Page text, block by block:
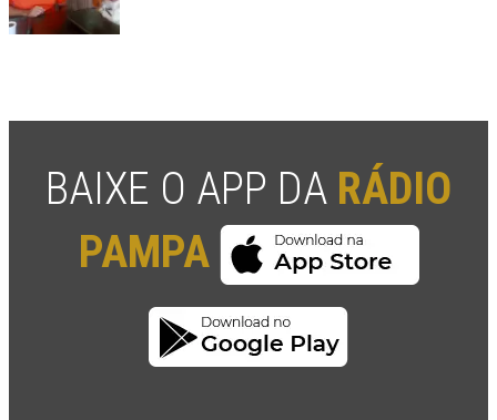
BAIXE O APP DA RÁDIO
PAMPA